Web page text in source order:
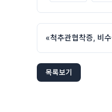
«
목록보기